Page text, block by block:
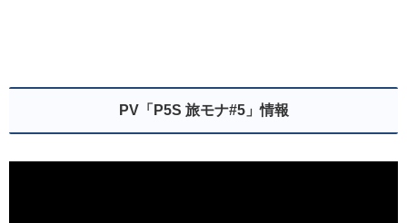
PV「P5S 旅モナ#5」情報